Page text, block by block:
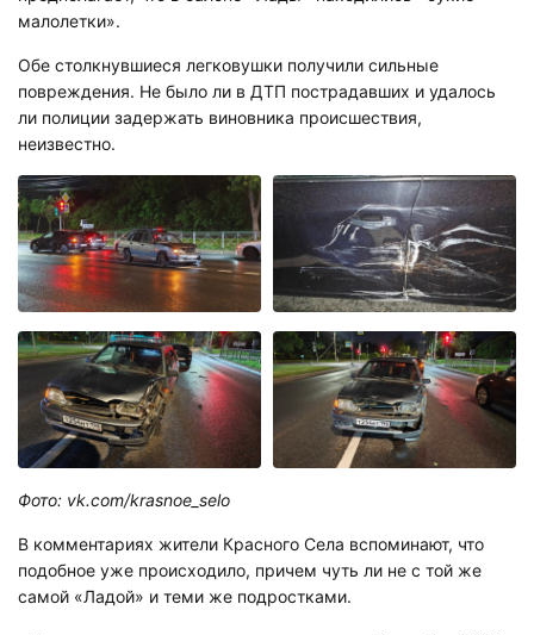
малолетки».
Обе столкнувшиеся легковушки получили сильные
повреждения. Не было ли в ДТП пострадавших и удалось
ли полиции задержать виновника происшествия,
неизвестно.
Фото: vk.com/krasnoe_selo
В комментариях жители Красного Села вспоминают, что
подобное уже происходило, причем чуть ли не с той же
самой «Ладой» и теми же подростками.